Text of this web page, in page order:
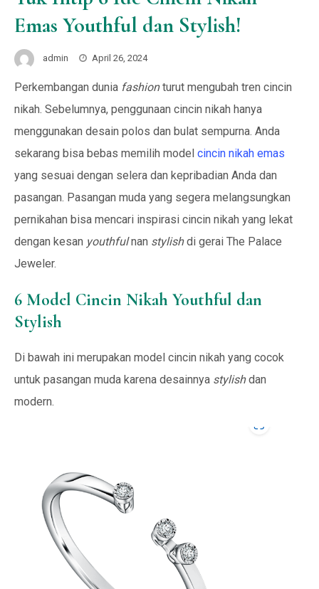
Emas Youthful dan Stylish!
admin April 26, 2024
Perkembangan dunia fashionturut mengubah tren cincin
nikah. Sebelumnya, penggunaan cincin nikah hanya
menggunakan desain polos dan bulat sempurna. Anda
sekarang bisa bebas memilih model cincin nikah emas
yang sesuai dengan selera dan kepribadian Anda dan
pasangan. Pasangan muda yang segera melangsungkan
pernikahan bisa mencari inspirasi cincin nikah yang lekat
dengan kesan youthfulnan stylishdi gerai The Palace
Jeweler.
6 Model Cincin Nikah Youthful dan
Stylish
Di bawah ini merupakan model cincin nikah yang cocok
untuk pasangan muda karena desainnya stylishdan
modern.